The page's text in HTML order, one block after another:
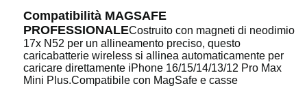
Compatibilità MAGSAFE
PROFESSIONALECostruito con magneti di neodimio
17x N52 per un allineamento preciso, questo
caricabatterie wireless si allinea automaticamente per
caricare direttamente iPhone 16/15/14/13/12 Pro Max
Mini Plus.Compatibile con MagSafe e casse